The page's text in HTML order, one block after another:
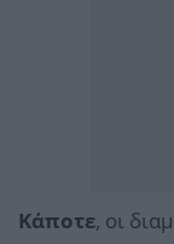
Κάποτε, οι